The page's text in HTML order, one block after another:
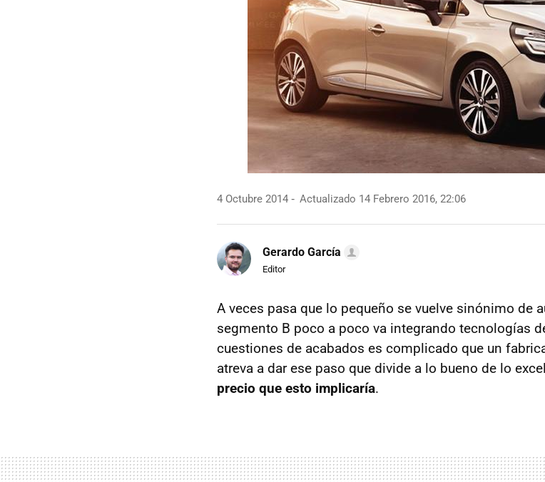
4 Octubre 2014 Actualizado 14 Febrero 2016, 22:06
Gerardo García
Editor
A veces pasa que lo pequeño se vuelve sinónimo de
segmento B poco a poco va integrando tecnologías
cuestiones de acabados es complicado que un
atreva a dar ese paso que divide a lo bueno de lo
precio que esto implicaría.